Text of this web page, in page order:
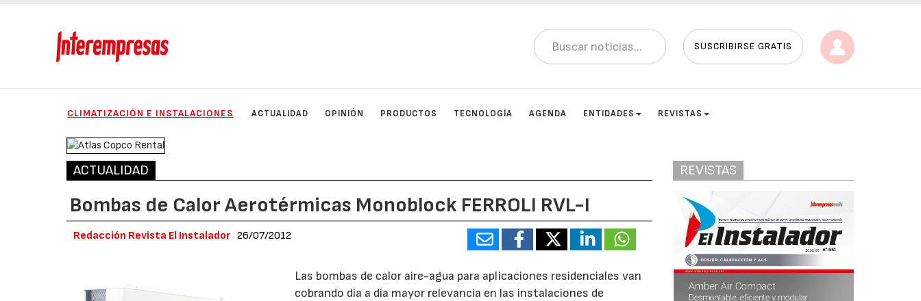
SUSCRIBIRSE GRATIS
CLIMATIZACIÓN E INSTALACIONES ACTUALIDAD OPINIÓN PRODUCTOS TECNOLOGÍA AGENDA ENTIDADES REVISTAS
ACTUALIDAD
Bombas de Calor Aerotérmicas Monoblock FERROLI RVL-I
Redacción Revista El Instalador 26/07/2012
Las bombas de calor aire-agua para aplicaciones residenciales van
cobrando día a día mayor relevancia en las instalaciones de
REVISTAS